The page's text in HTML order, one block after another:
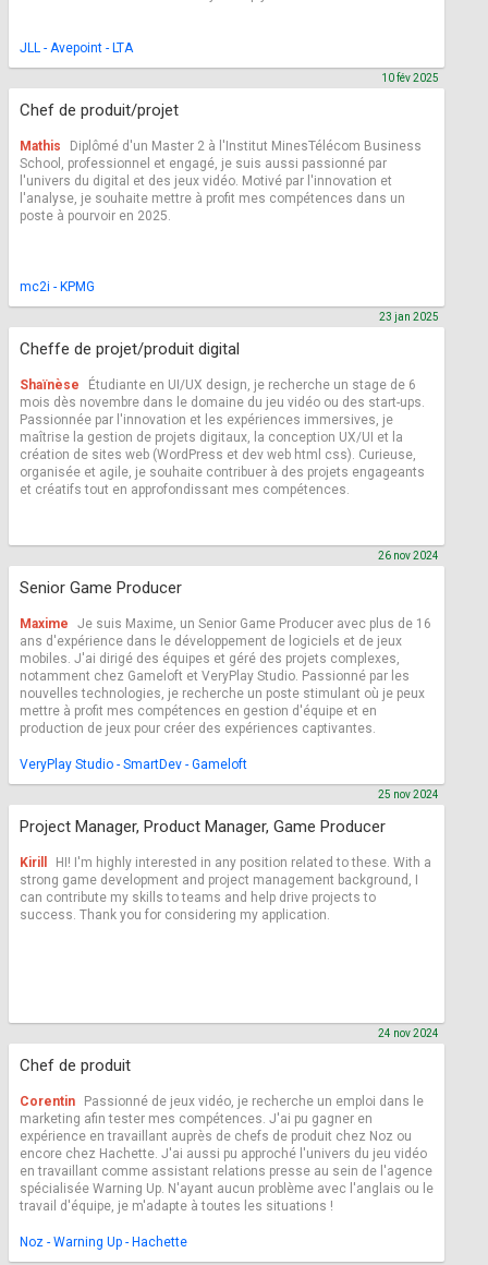
JLL - Avepoint - LTA
Chef de produit/projet
10 fév 2025
Mathis
Diplômé d'un Master 2 à l'Institut MinesTélécom Business
School, professionnel et engagé, je suis aussi passionné par
l'univers du digital et des jeux vidéo. Motivé par l'innovation et
l'analyse, je souhaite mettre à profit mes compétences dans un
poste à pourvoir en 2025.
mc2i - KPMG
Cheffe de projet/produit digital
23 jan 2025
Shaïnèse
Étudiante en UI/UX design, je recherche un stage de 6
mois dès novembre dans le domaine du jeu vidéo ou des start-ups.
Passionnée par l'innovation et les expériences immersives, je
maîtrise la gestion de projets digitaux, la conception UX/UI et la
création de sites web (WordPress et dev web html css). Curieuse,
organisée et agile, je souhaite contribuer à des projets engageants
et créatifs tout en approfondissant mes compétences.
Senior Game Producer
26 nov 2024
Maxime
Je suis Maxime, un Senior Game Producer avec plus de 16
ans d'expérience dans le développement de logiciels et de jeux
mobiles. J'ai dirigé des équipes et géré des projets complexes,
notamment chez Gameloft et VeryPlay Studio. Passionné par les
nouvelles technologies, je recherche un poste stimulant où je peux
mettre à profit mes compétences en gestion d'équipe et en
production de jeux pour créer des expériences captivantes.
VeryPlay Studio - SmartDev - Gameloft
Project Manager, Product Manager, Game Producer
25 nov 2024
Kirill
HI! I'm highly interested in any position related to these. With a
strong game development and project management background, I
can contribute my skills to teams and help drive projects to
success. Thank you for considering my application.
Chef de produit
24 nov 2024
Corentin
Passionné de jeux vidéo, je recherche un emploi dans le
marketing afin tester mes compétences. J'ai pu gagner en
expérience en travaillant auprès de chefs de produit chez Noz ou
encore chez Hachette. J'ai aussi pu approché l'univers du jeu vidéo
en travaillant comme assistant relations presse au sein de l'agence
spécialisée Warning Up. N'ayant aucun problème avec l'anglais ou le
travail d'équipe, je m'adapte à toutes les situations !
Noz - Warning Up - Hachette